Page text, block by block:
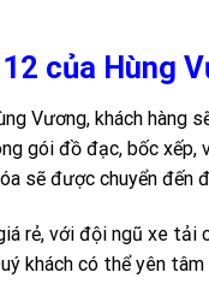
của Hùng
Vương, khách hàng
gói đồ đạc, bốc xếp,
sẽ được chuyển đến
rẻ, với đội ngũ xe
khách có thể yên